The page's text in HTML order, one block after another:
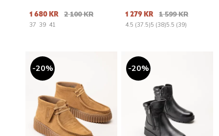
1 680 KR 2 100 KR
37 39 41
1 279 KR 1 599 KR
4.5 (37.5)5 (38)5.5 (39)
20% 20%